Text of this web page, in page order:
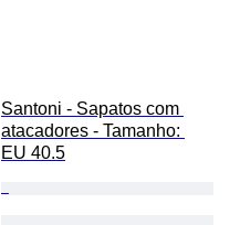
Santoni - Sapatos com
atacadores - Tamanho:
EU 40.5